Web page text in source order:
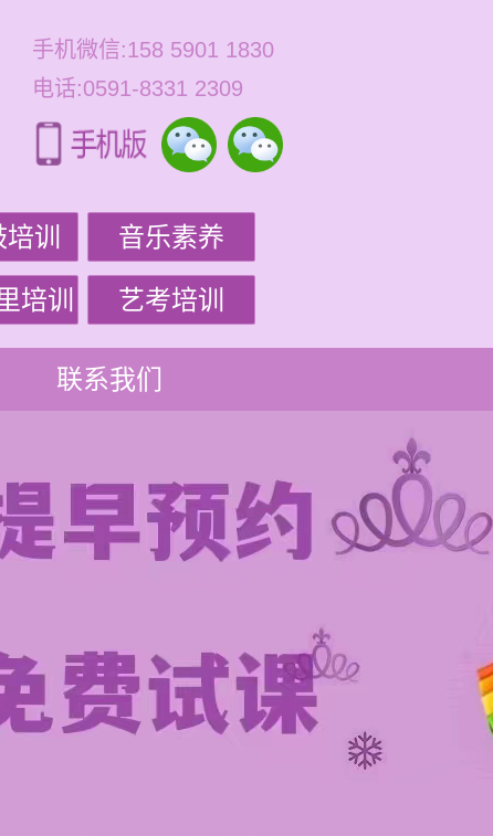
手机微信:158 5901 1830
电话:0591-8331 2309
训 音乐素养
培训 艺考培训
联系我们